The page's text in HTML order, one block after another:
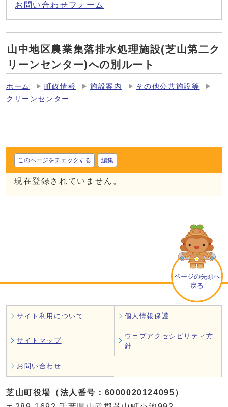
お問い合わせフォーム
山中地区農業集落排水処理施設(芝山第二ク
リーンセンター)への別ルート
ホーム 町政情報 施設案内
その他公共施設等
クリーンセンター
このページをチェックする 編集
現在登録されていません。
ページの先頭へ
戻る
サイト利用について 個人情報保護
サイトマップ
ウェブアクセシビリティ方
針
お問い合わせ
芝山町役場（法人番号：6000020124095）